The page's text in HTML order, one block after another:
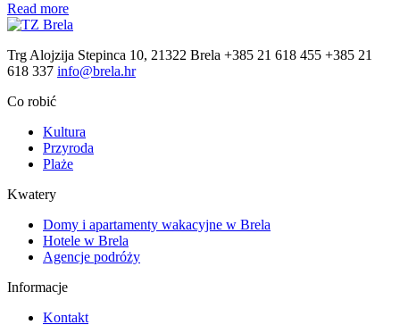
Read more
Trg Alojzija Stepinca 10, 21322 Brela +385 21 618 455 +385 21
618 337 info@brela.hr
Co robić
Kultura
Przyroda
Plaże
Kwatery
Domy i apartamenty wakacyjne w Brela
Hotele w Brela
Agencje podróży
Informacje
Kontakt